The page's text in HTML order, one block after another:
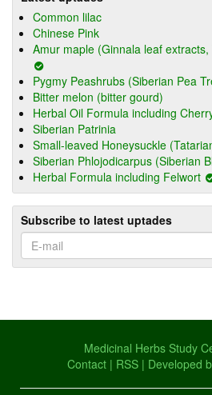
Common lilac
Chinese Pink
Amur maple (Ginnala leaf
Pygmy Peashrubs (Siberian Pea
Bitter melon (bitter gourd)
Herbal Oil Formula including
Siberian Patrinia
Small-leaved Honeysuckle
Siberian Phlojodicarpus (Siberian
Herbal Formula including Felwort
Subscribe to latest uptades
Medicinal Herbs Study
Contact| RSS| Developed